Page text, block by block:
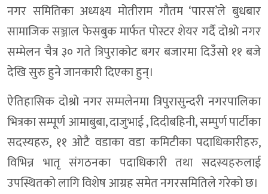
नगर समितिका अध्यक्ष्य मोतीराम गौतम ‘पारस’ले बुधबार
सामाजिक सञ्जाल फेसबुक मार्फत पोस्टर शेयर गर्दै दोश्रो नगर
सम्मेलन चैत्र ३० गते त्रिपुराकोट बगर बजारमा दिउँसो ११ बजे
देखि सुरु हुने जानकारी दिएका हुन्।
ऐतिहासिक दोश्रो नगर सम्मलेनमा त्रिपुरासुन्दरी नगरपालिका
भित्रका सम्पूर्ण आमाबुबा, दाजुभाई , दिदीबहिनी, सम्पुर्ण पार्टीका
सदस्यहरु, ११ ओटै वडाका वडा कमिटीका पदाधिकारीहरु,
विभिन्न भातृ संगठनका पदाधिकारी तथा सदस्यहरुलाई
उपस्थितको लागि विशेष आग्रह समेत नगरसमितिले गरेको छ।